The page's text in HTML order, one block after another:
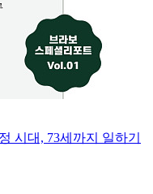
시대, 73세까지 일하기